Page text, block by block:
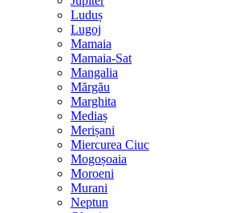
Luduș
Lugoj
Mamaia
Mamaia-Sat
Mangalia
Mărgău
Marghita
Mediaș
Merișani
Miercurea Ciuc
Mogoșoaia
Moroeni
Murani
Neptun